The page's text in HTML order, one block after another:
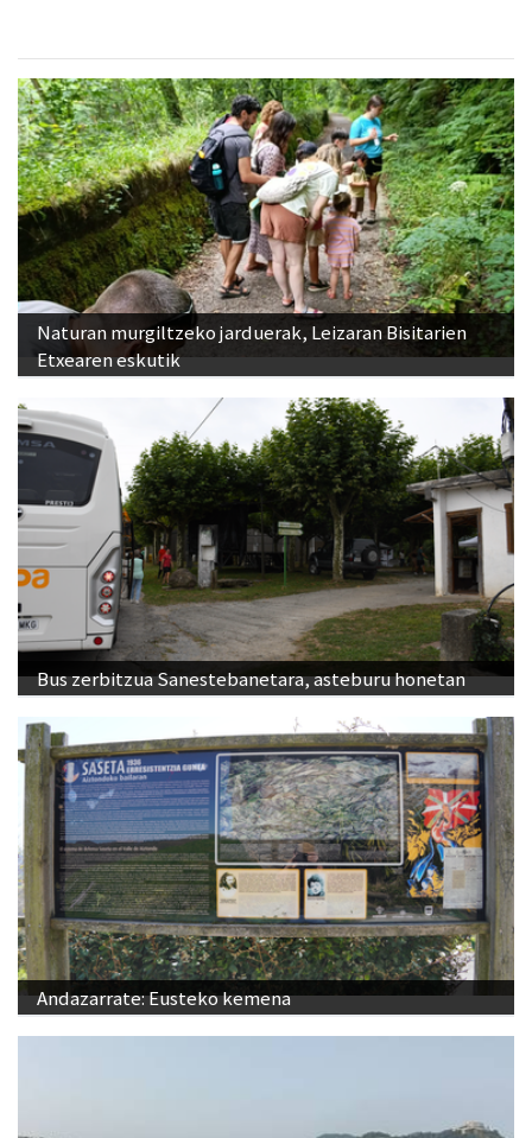
Naturan murgiltzeko jarduerak, Leizaran Bisitarien
Etxearen eskutik
Bus zerbitzua Sanestebanetara, asteburu honetan
Andazarrate: Eusteko kemena